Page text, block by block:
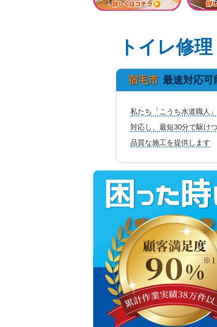
トイレ修理
宿毛市 最速対応可
私たち「こうち水道職人
対応し、最短30分で駆け
品質な施工を提供します